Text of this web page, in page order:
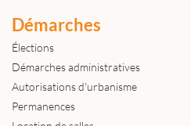
Démarches
Élections
Démarches administratives
Autorisations d'urbanisme
Permanences